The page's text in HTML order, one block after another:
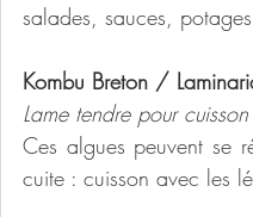
salades, sauces,
Kombu Breton /
Lame tendre pour
Ces algues peuvent se
cuite : cuisson avec les